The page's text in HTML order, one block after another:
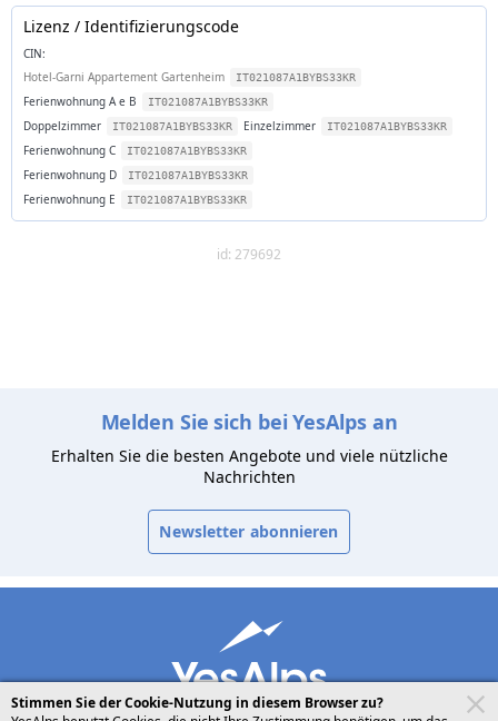
Lizenz / Identifizierungscode
CIN:
Hotel-Garni Appartement Gartenheim
IT021087A1BYBS33KR
Ferienwohnung A e B IT021087A1BYBS33KR
Doppelzimmer IT021087A1BYBS33KR Einzelzimmer IT021087A1BYBS33KR
Ferienwohnung C IT021087A1BYBS33KR
Ferienwohnung D IT021087A1BYBS33KR
Ferienwohnung E IT021087A1BYBS33KR
id: 279692
Melden Sie sich bei YesAlps an
Erhalten Sie die besten Angebote und viele nützliche
Nachrichten
Newsletter abonnieren
Stimmen Sie der Cookie-Nutzung in diesem Browser zu?